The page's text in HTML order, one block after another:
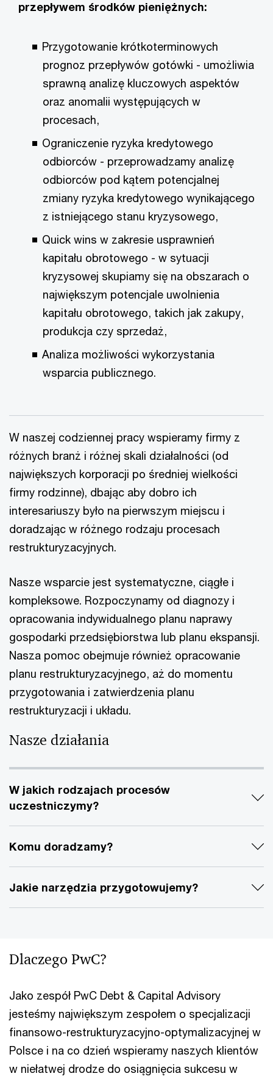
przepływem środków pieniężnych:
Przygotowanie krótkoterminowych
prognoz przepływów gotówki - umożliwia
sprawną analizę kluczowych aspektów
oraz anomalii występujących w
procesach,
Ograniczenie ryzyka kredytowego
odbiorców - przeprowadzamy analizę
odbiorców pod kątem potencjalnej
zmiany ryzyka kredytowego wynikającego
z istniejącego stanu kryzysowego,
Quick wins w zakresie usprawnień
kapitału obrotowego - w sytuacji
kryzysowej skupiamy się na obszarach o
największym potencjale uwolnienia
kapitału obrotowego, takich jak zakupy,
produkcja czy sprzedaż,
Analiza możliwości wykorzystania
wsparcia publicznego.
W naszej codziennej pracy wspieramy firmy z
różnych branż i różnej skali działalności (od
największych korporacji po średniej wielkości
firmy rodzinne), dbając aby dobro ich
interesariuszy było na pierwszym miejscu i
doradzając w różnego rodzaju procesach
restrukturyzacyjnych.
Nasze wsparcie jest systematyczne, ciągłe i
kompleksowe. Rozpoczynamy od diagnozy i
opracowania indywidualnego planu naprawy
gospodarki przedsiębiorstwa lub planu ekspansji.
Nasza pomoc obejmuje również opracowanie
planu restrukturyzacyjnego, aż do momentu
przygotowania i zatwierdzenia planu
restrukturyzacji i układu.
Nasze działania
W jakich rodzajach procesów
uczestniczymy?
Komu doradzamy?
Jakie narzędzia przygotowujemy?
Dlaczego PwC?
Jako zespół PwC Debt & Capital Advisory
jesteśmy największym zespołem o specjalizacji
finansowo-restrukturyzacyjno-optymalizacyjnej w
Polsce i na co dzień wspieramy naszych klientów
w niełatwej drodze do osiągnięcia sukcesu w